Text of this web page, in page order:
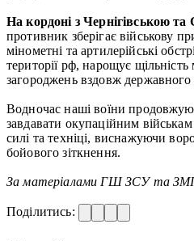
На кордоні з Чернігівською
противник зберігає військову
мінометні та артилерійські
території рф, нарощує
загороджень вздовж
Водночас наші воїни
завдавати окупаційним
силі та техніці, виснажуючи
бойового зіткнення.
За матеріалами ГШ ЗСУ та ЗМІ
Поділитись: